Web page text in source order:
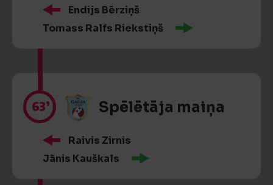
Endijs Bērziņš
Tomass Ralfs Riekstiņš
63’ Spēlētāja maiņa
Raivis Zirnis
Jānis Kauškals